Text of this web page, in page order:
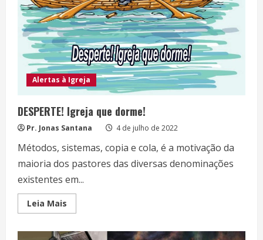
Alertas à Igreja
DESPERTE! Igreja que dorme!
Pr. Jonas Santana 4 de julho de 2022
Métodos, sistemas, copia e cola, é a motivação da
maioria dos pastores das diversas denominações
existentes em...
Leia Mais
more
Igreja